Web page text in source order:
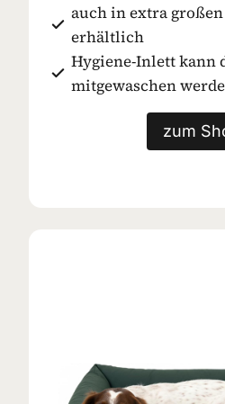
auch in extra
erhältlich
Hygiene-Inlett kann
mitgewaschen
zum